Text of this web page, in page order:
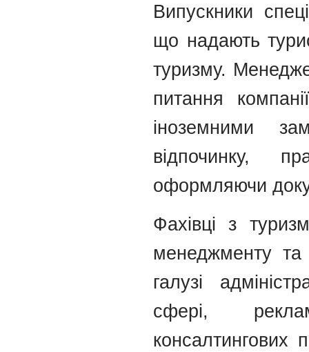
Випускники
що надають
туризму.
питання
іноземними
відпочинку,
оформляючи
Фахівці з
менеджменту та
галузі
сфері,
консалтингових